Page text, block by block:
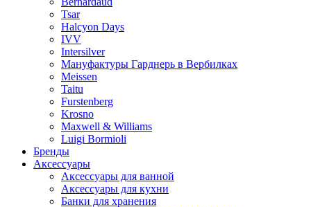
Tsar
Halcyon Days
IVV
Intersilver
Мануфактуры Гарднерь в Вербилках
Meissen
Taitu
Furstenberg
Krosno
Maxwell & Williams
Luigi Bormioli
Бренды
Аксессуары
Аксессуары для ванной
Аксессуары для кухни
Банки для хранения